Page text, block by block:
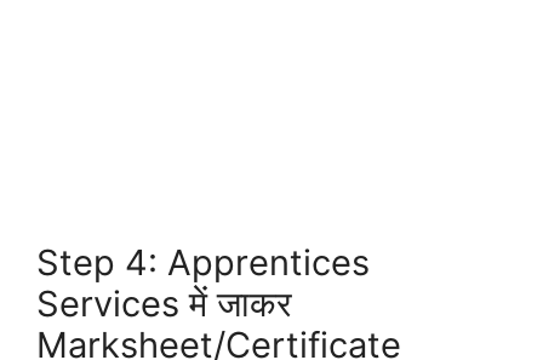
Step 4: Apprentices
Services में जाकर
Marksheet/Certificate